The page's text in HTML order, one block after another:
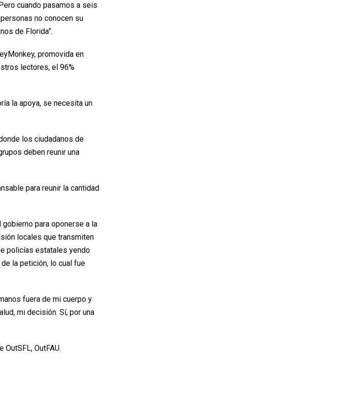
cuando pasamos a seis
no conocen su
de Florida”.
promovida en
lectores, el 96%
la apoya, se necesita un
los ciudadanos de
deben reunir una
para reunir la cantidad
para oponerse a la
locales que transmiten
policías estatales yendo
la petición, lo cual fue
fuera de mi cuerpo y
mi decisión. Sí, por una
OutFAU.